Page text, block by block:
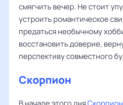
смягчить вечер. Не стоит
устроить романтическое
предаться необычному
восстановить доверие,
перспективу совместного
Скорпион